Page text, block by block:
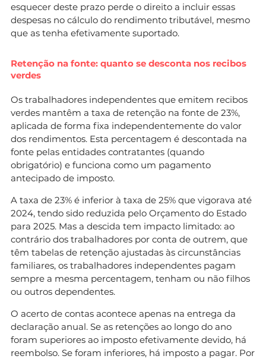
esquecer deste prazo perde o direito a incluir essas
despesas no cálculo do rendimento tributável, mesmo
que as tenha efetivamente suportado.
Retenção na fonte: quanto se desconta nos recibos
verdes
Os trabalhadores independentes que emitem recibos
verdes mantêm a taxa de retenção na fonte de 23%,
aplicada de forma fixa independentemente do valor
dos rendimentos. Esta percentagem é descontada na
fonte pelas entidades contratantes (quando
obrigatório) e funciona como um pagamento
antecipado de imposto.
A taxa de 23% é inferior à taxa de 25% que vigorava até
2024, tendo sido reduzida pelo Orçamento do Estado
para 2025. Mas a descida tem impacto limitado: ao
contrário dos trabalhadores por conta de outrem, que
têm tabelas de retenção ajustadas às circunstâncias
familiares, os trabalhadores independentes pagam
sempre a mesma percentagem, tenham ou não filhos
ou outros dependentes.
O acerto de contas acontece apenas na entrega da
declaração anual. Se as retenções ao longo do ano
foram superiores ao imposto efetivamente devido, há
reembolso. Se foram inferiores, há imposto a pagar. Por